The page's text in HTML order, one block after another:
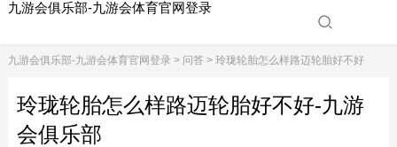
九游会俱乐部-九游会体育官网登录
九游会俱乐部-九游会体育官网登录> 问答 > 玲珑轮胎怎么样路迈轮胎好不好
玲珑轮胎怎么样路迈轮胎好不好-九游
会俱乐部